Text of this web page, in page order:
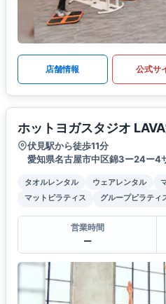
店舗情報 公式サ
ホットヨガスタジオ
伏見駅から徒歩11分
愛知県名古屋市中区錦3ー24ー4
タオルレンタル ウェアレンタル
マットピラティス
グループピラティ
営業時間
ー